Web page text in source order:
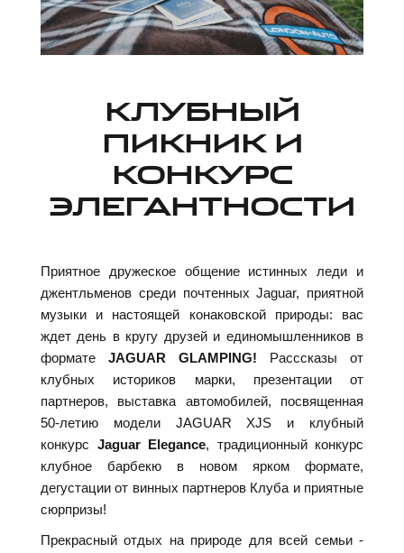
КЛУБНЫЙ
ПИКНИК И
КОНКУРС
ЭЛЕГАНТНОСТИ
Приятное дружеское общение истинных леди и
джентльменов среди почтенных Jaguar, приятной
музыки и настоящей конаковской природы: вас
ждет день в кругу друзей и единомышленников в
формате JAGUAR GLAMPING!
Расссказы от
клубных историков марки, презентации от
партнеров, выставка автомобилей, посвященная
50-летию модели JAGUAR XJS и клубный
конкурс Jaguar Elegance, традиционный конкурс
клубное барбекю в новом ярком формате,
дегустации от винных партнеров Клуба и приятные
сюрпризы!
Прекрасный отдых на природе для всей семьи -